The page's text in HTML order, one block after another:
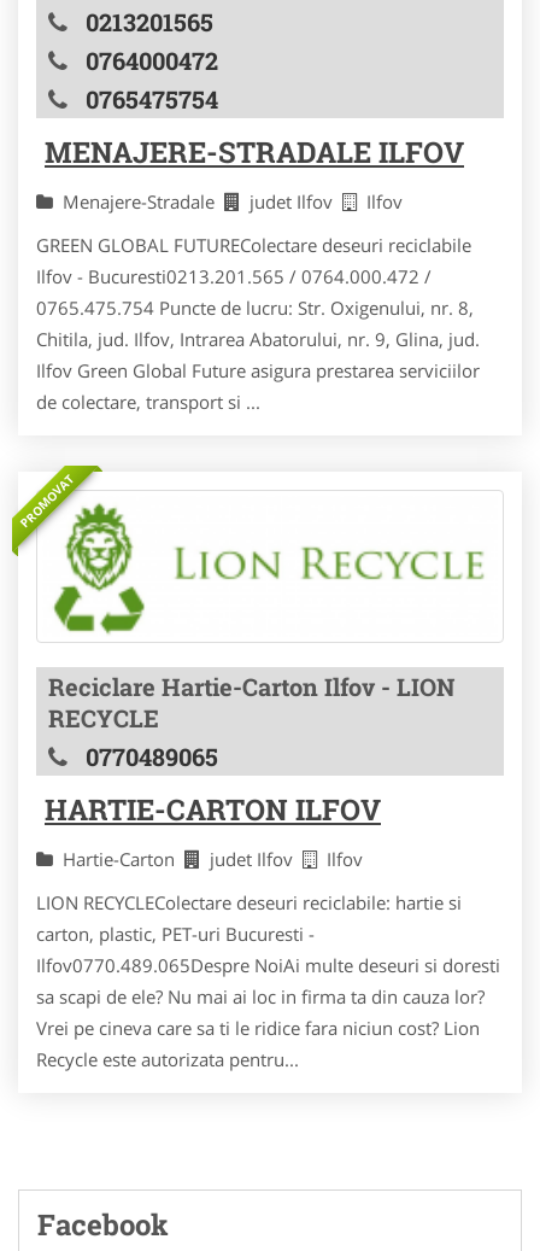
0213201565
0764000472
0765475754
MENAJERE-STRADALE ILFOV
Menajere-Stradale judet Ilfov
Ilfov
GREEN GLOBAL FUTUREColectare deseuri reciclabile
Ilfov - Bucuresti0213.201.565 / 0764.000.472 /
0765.475.754 Puncte de lucru: Str. Oxigenului, nr. 8,
Chitila, jud. Ilfov, Intrarea Abatorului, nr. 9, Glina, jud.
Ilfov Green Global Future asigura prestarea serviciilor
de colectare, transport si ...
PROMOVAT
Reciclare Hartie-Carton Ilfov - LION
RECYCLE
0770489065
HARTIE-CARTON ILFOV
Hartie-Carton judet Ilfov
Ilfov
LION RECYCLEColectare deseuri reciclabile: hartie si
carton, plastic, PET-uri Bucuresti -
Ilfov0770.489.065Despre NoiAi multe deseuri si doresti
sa scapi de ele? Nu mai ai loc in firma ta din cauza lor?
Vrei pe cineva care sa ti le ridice fara niciun cost? Lion
Recycle este autorizata pentru...
Facebook